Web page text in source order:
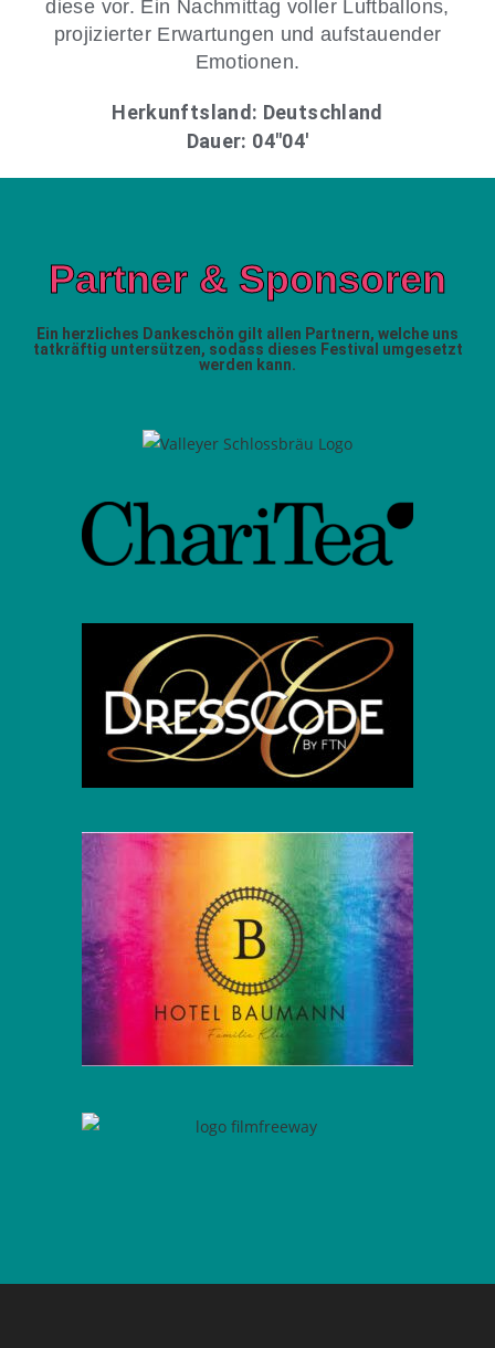
diese vor. Ein Nachmittag voller Luftballons,
projizierter Erwartungen und aufstauender
Emotionen.
Herkunftsland: Deutschland
Dauer: 04″04′
Partner & Sponsoren
Ein herzliches Dankeschön gilt allen Partnern, welche uns
tatkräftig untersützen, sodass dieses Festival umgesetzt
werden kann.